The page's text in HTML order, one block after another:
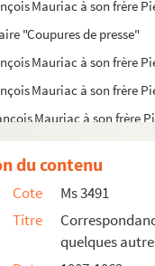
Mauriac à son frère
"Coupures de presse"
Mauriac à son frère
Mauriac à son frère
Mauriac à son frère
Mauriac à son frère
Mauriac à son frère
Mauriac à son frère
Mauriac à son frère
du contenu
Cote
Ms 3491
Titre
quelques